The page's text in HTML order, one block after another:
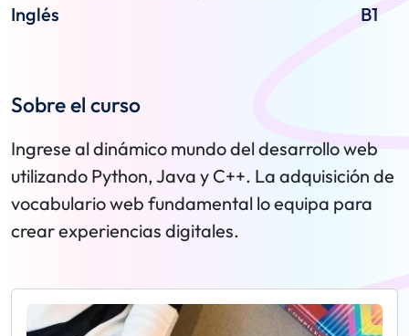
Inglés B1
Sobre el curso
Ingrese al dinámico mundo del desarrollo web
utilizando Python, Java y C++. La adquisición de
vocabulario web fundamental lo equipa para
crear experiencias digitales.